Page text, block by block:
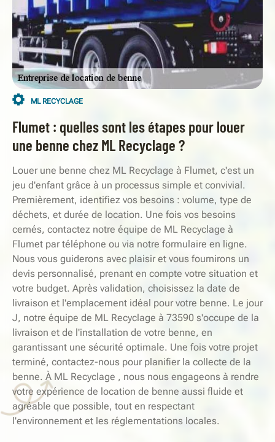
ML RECYCLAGE
Flumet : quelles sont les étapes pour louer
une benne chez ML Recyclage ?
Louer une benne chez ML Recyclage à Flumet, c'est un
jeu d'enfant grâce à un processus simple et convivial.
Premièrement, identifiez vos besoins : volume, type de
déchets, et durée de location. Une fois vos besoins
cernés, contactez notre équipe de ML Recyclage à
Flumet par téléphone ou via notre formulaire en ligne.
Nous vous guiderons avec plaisir et vous fournirons un
devis personnalisé, prenant en compte votre situation et
votre budget. Après validation, choisissez la date de
livraison et l'emplacement idéal pour votre benne. Le jour
J, notre équipe de ML Recyclage à 73590 s'occupe de la
livraison et de l'installation de votre benne, en
garantissant une sécurité optimale. Une fois votre projet
terminé, contactez-nous pour planifier la collecte de la
benne. À ML Recyclage , nous nous engageons à rendre
votre expérience de location de benne aussi fluide et
agréable que possible, tout en respectant
l'environnement et les réglementations locales.